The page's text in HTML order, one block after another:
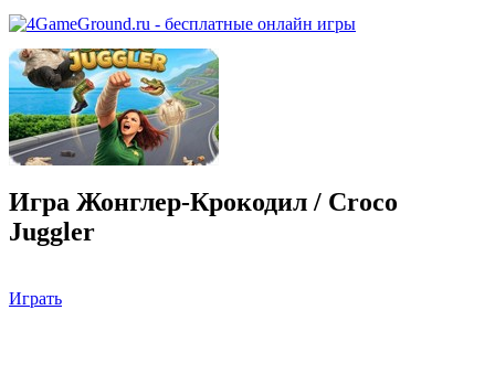
Игра Жонглер-Крокодил / Croco
Juggler
Играть